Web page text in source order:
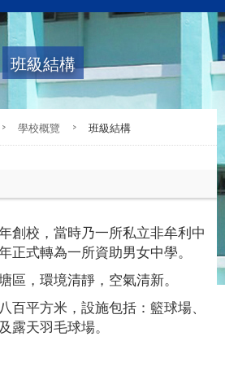
班級結構
> 學校概覽 > 班級結構
創校，當時乃一所私立非牟利中
正式轉為一所資助男女中學。
區，環境清靜，空氣清新。
百平方米，設施包括：籃球場、
露天羽毛球場。